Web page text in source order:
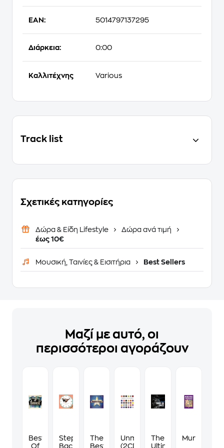
EAN: 5014797137295
Διάρκεια: 0:00
Καλλιτέχνης Various
Track list
Σχετικές κατηγορίες
Δώρα & Είδη Lifestyle
Δώρα ανά τιμή
έως 10€
Μουσική, Ταινίες & Εισιτήρια Best Sellers
Μαζί με αυτό, οι
περισσότεροι αγοράζουν
Best
Of
Step
Back
The
Best
Unmasked
(2CD)
The
Ultimate
Murdoku